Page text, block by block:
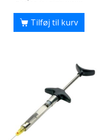
Tilføj til kurv